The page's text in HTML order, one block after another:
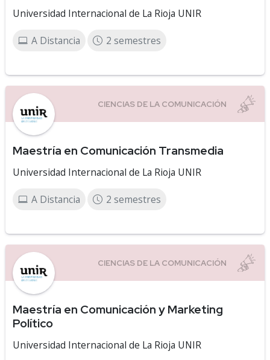
Universidad Internacional de La Rioja UNIR
A Distancia 2 semestres
Maestría en Comunicación Transmedia
Universidad Internacional de La Rioja UNIR
A Distancia 2 semestres
Maestría en Comunicación y Marketing
Político
Universidad Internacional de La Rioja UNIR